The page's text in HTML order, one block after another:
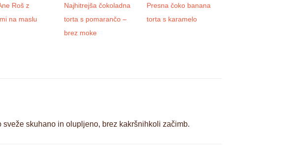
Roš z
na maslu
Najhitrejša čokoladna
torta s pomarančo –
brez moke
Presna čoko banana
torta s karamelo
skuhano in olupljeno, brez kakršnihkoli začimb.